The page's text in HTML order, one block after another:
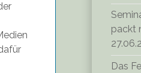
packt
Das